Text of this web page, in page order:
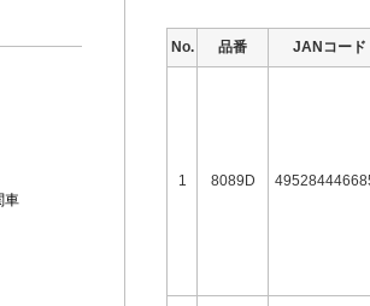
No. 品番 JANコード
1 8089D
車